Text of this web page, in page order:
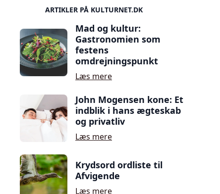
SIDSTE ARTIKLER PÅ KULTURNET.DK
Mad og kultur:
Gastronomien som
festens
omdrejningspunkt
Læs mere
John Mogensen kone: Et
indblik i hans ægteskab
og privatliv
Læs mere
Krydsord ordliste til
Afvigende
Læs mere